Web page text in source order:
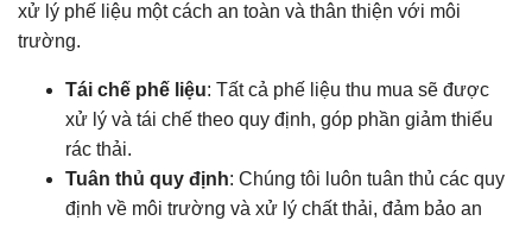
xử lý phế liệu một cách an toàn và thân thiện với môi
trường.
Tái chế phế liệu: Tất cả phế liệu thu mua sẽ được
xử lý và tái chế theo quy định, góp phần giảm thiểu
rác thải.
Tuân thủ quy định: Chúng tôi luôn tuân thủ các quy
định về môi trường và xử lý chất thải, đảm bảo an